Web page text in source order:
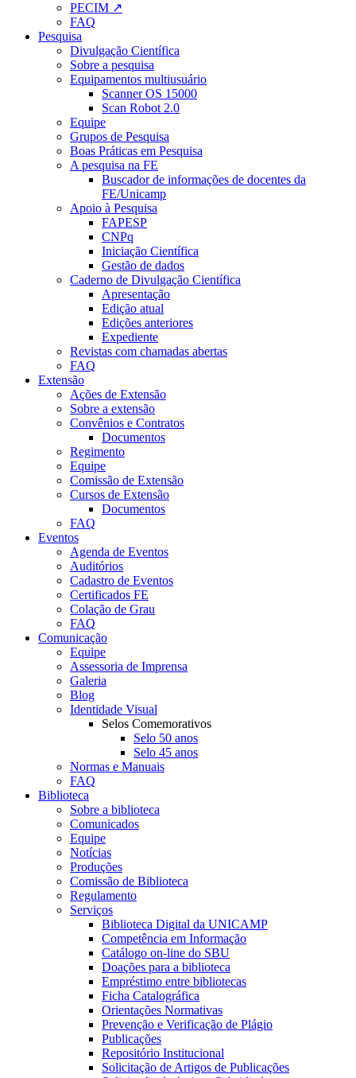
PECIM ↗
FAQ
Pesquisa
Divulgação Científica
Sobre a pesquisa
Equipamentos multiusuário
Scanner OS 15000
Scan Robot 2.0
Equipe
Grupos de Pesquisa
Boas Práticas em Pesquisa
A pesquisa na FE
Buscador de informações de docentes da
FE/Unicamp
Apoio à Pesquisa
FAPESP
CNPq
Iniciação Científica
Gestão de dados
Caderno de Divulgação Científica
Apresentação
Edição atual
Edições anteriores
Expediente
Revistas com chamadas abertas
FAQ
Extensão
Ações de Extensão
Sobre a extensão
Convênios e Contratos
Documentos
Regimento
Equipe
Comissão de Extensão
Cursos de Extensão
Documentos
FAQ
Eventos
Agenda de Eventos
Auditórios
Cadastro de Eventos
Certificados FE
Colação de Grau
FAQ
Comunicação
Equipe
Assessoria de Imprensa
Galeria
Blog
Identidade Visual
Selos Comemorativos
Selo 50 anos
Selo 45 anos
Normas e Manuais
FAQ
Biblioteca
Sobre a biblioteca
Comunicados
Equipe
Notícias
Produções
Comissão de Biblioteca
Regulamento
Serviços
Biblioteca Digital da UNICAMP
Competência em Informação
Catálogo on-line do SBU
Doações para a biblioteca
Empréstimo entre bibliotecas
Ficha Catalográfica
Orientações Normativas
Prevenção e Verificação de Plágio
Publicações
Repositório Institucional
Solicitação de Artigos de Publicações